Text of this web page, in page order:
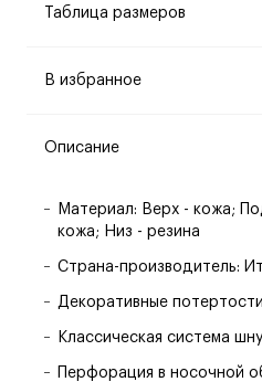
Таблица размеров
В избранное
Описание
Материал: Верх - кожа;
кожа; Низ - резина
Страна-производитель:
Декоративные потертости
Классическая система
Перфорация в носочной